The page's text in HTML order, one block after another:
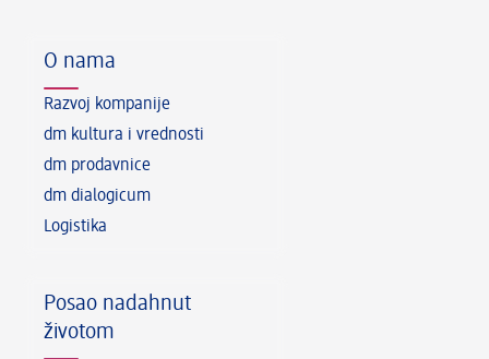
O nama
Razvoj kompanije
dm kultura i vrednosti
dm prodavnice
dm dialogicum
Logistika
Posao nadahnut
životom